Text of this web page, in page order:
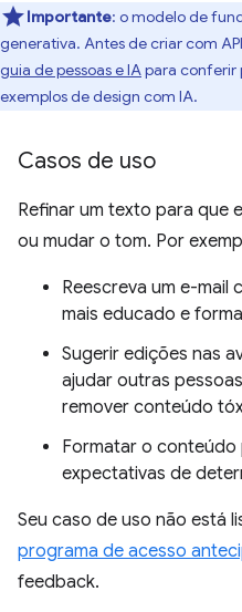
Importante: o modelo de
generativa. Antes de criar com
guia de pessoas e IApara conferir
exemplos de design com IA.
Casos de uso
Refinar um texto para que
ou mudar o tom. Por
Reescreva um e-mail
mais educado e
Sugerir edições nas
ajudar outras
remover conteúdo
Formatar o conteúdo
expectativas de
Seu caso de uso não está
programa de acesso
feedback.